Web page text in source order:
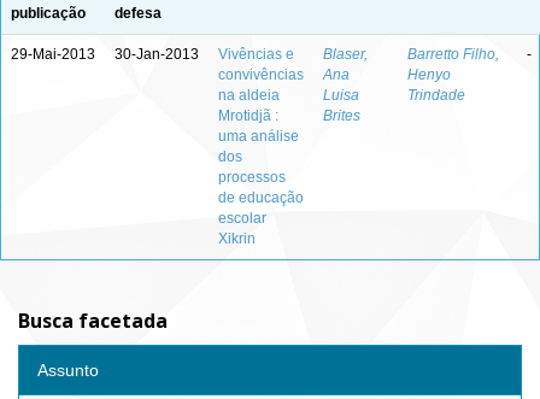
publicação
defesa
29-Mai-2013 30-Jan-2013
Vivências e
convivências
na aldeia
Mrotidjã :
uma análise
dos
processos
de educação
escolar
Xikrin
Blaser,
Ana
Luisa
Brites
Barretto Filho,
Henyo
Trindade
-
Busca facetada
Assunto